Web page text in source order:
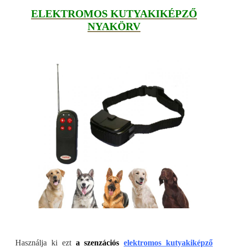
ELEKTROMOS KUTYAKIKÉPZŐ
NYAKÖRV
Használja ki ezt a szenzációselektromos kutyakiképző